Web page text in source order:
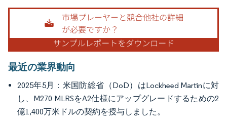
画像 © Mordor Intelligence。再利用にはCC BY 4.0の表示が必要です。
最近の業界動向
2025年5月：米国防総省（DoD）はLockheed Martinに対
し、M270 MLRSをA2仕様にアップグレードするための2
億1,400万米ドルの契約を授与しました。